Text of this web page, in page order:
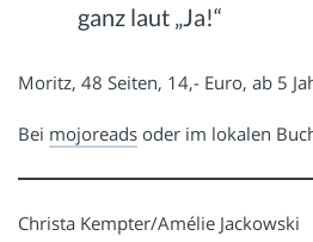
ganz laut „Ja!“
Moritz, 48 Seiten, 14,- Euro, ab 5
Bei mojoreads oder im lokalen
Christa Kempter/Amélie Jackowski